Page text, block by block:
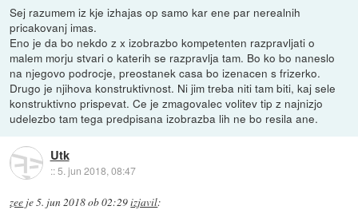
Sej razumem iz kje izhajas op samo kar ene par nerealnih
pricakovanj imas.
Eno je da bo nekdo z x izobrazbo kompetenten razpravljati o
malem morju stvari o katerih se razpravlja tam. Bo ko bo naneslo
na njegovo podrocje, preostanek casa bo izenacen s frizerko.
Drugo je njihova konstruktivnost. Ni jim treba niti tam biti, kaj sele
konstruktivno prispevat. Ce je zmagovalec volitev tip z najnizjo
udelezbo tam tega predpisana izobrazba lih ne bo resila ane.
Utk
::5. jun 2018, 08:47
zee je5. jun 2018 ob 02:29izjavil: